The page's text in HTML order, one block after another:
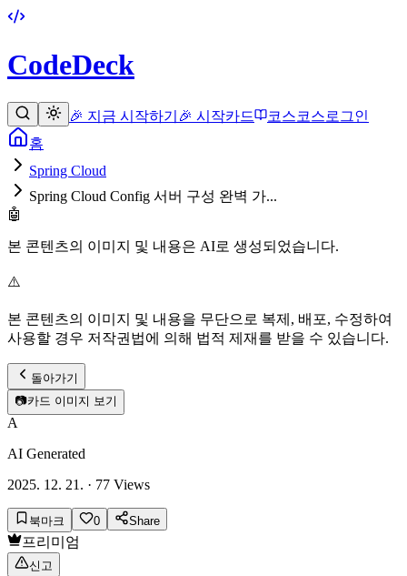
CodeDeck
🎉 지금 시작하기 🎉 시작카드 코스코스로그인
홈
Spring Cloud
Spring Cloud Config 서버 구성 완벽 가...
🤖
본 콘텐츠의 이미지 및 내용은 AI로 생성되었습니다.
⚠️
본 콘텐츠의 이미지 및 내용을 무단으로 복제, 배포, 수정하여
사용할 경우 저작권법에 의해 법적 제재를 받을 수 있습니다.
돌아가기
📷카드 이미지 보기
A
AI Generated
2025. 12. 21. · 77 Views
북마크 0 Share
프리미엄
신고